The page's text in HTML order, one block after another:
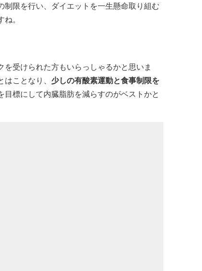
限を行い、ダイエットを一生懸命取り組む
。
受けられた方もいらっしゃるかと思いま
ことなり、 少しの有酸素運動と食事制限を
目標にして内臓脂肪を減らすのがベストかと